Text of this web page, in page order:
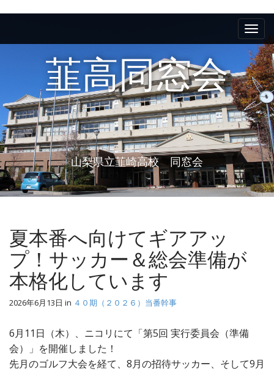
e
n
u
i
c
n
t
e
n
t
韮高同窓会
山梨県立韮崎高校 同窓会
夏本番へ向けてギアアッ
プ！サッカー＆総会準備が
本格化しています
2026年6月13日 in ４０期（２０２６）当番幹事
6月11日（木）、ニコリにて「第5回 実行委員会（準備
会）」を開催しました！
先月のゴルフ大会を経て、8月の招待サッカー、そして9月